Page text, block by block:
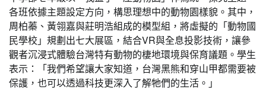
各班依據主題設定方向，構思理想中的動物園樣貌。其中，
周柏蓁、黃翎嘉與莊明浩組成的模型組，將虛擬的「動物國
民學校」規劃出七大展區，結合VR與全息投影技術，讓參
觀者沉浸式體驗台灣特有動物的棲地環境與保育議題。學生
表示：「我們希望讓大家知道，台灣黑熊和穿山甲都需要被
保護，也可以透過科技更深入了解牠們的生活。」